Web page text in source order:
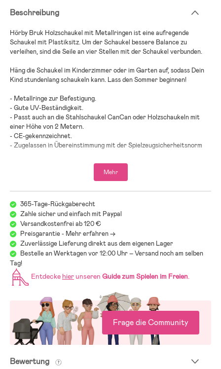
Beschreibung
Hörby Bruk Holzschaukel mit Metallringen ist eine aufregende
Schaukel mit Plastiksitz. Um der Schaukel bessere Balance zu
verleihen, sind die Seile an vier Stellen mit der Schaukel verbunden.
Häng die Schaukel im Kinderzimmer oder im Garten auf, sodass Dein
Kind stundenlang schaukeln kann. Lass den Sommer beginnen!
- Metallringe zur Befestigung.
- Gute UV-Beständigkeit.
- Passt auch an die Stahlschaukel CanCan oder Holzschaukeln mit
einer Höhe von 2 Metern.
- CE-gekennzeichnet.
- Zugelassen in Übereinstimmung mit der Spielzeugsicherheitsnorm
Maße: H7 x B40 x T18 cm.
Gewicht: 0,6 kg.
Farbe: Türkis.
- Durch regelmäßige Überprüfung der Aufhängungen und
Befestigungen können Sturzunfälle vermieden werden.
Mehr
365-Tage-Rückgaberecht
Zahle sicher und einfach mit Paypal
Versandkostenfrei ab 120 €
Preisgarantie - Mehr erfahren ->
Zuverlässige Lieferung direkt aus dem eigenen Lager
Bestelle an Werktagen vor 12:00 Uhr – Versand noch am selben
Tag!
Entdecke hier unseren Guide zum Spielen im Freien.
Frage die Community
Bewertung